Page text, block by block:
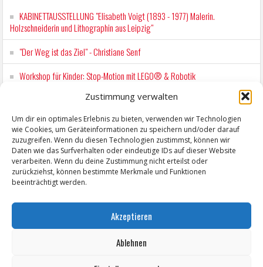
Zustimmung verwalten
Um dir ein optimales Erlebnis zu bieten, verwenden wir Technologien
wie Cookies, um Geräteinformationen zu speichern und/oder darauf
zuzugreifen. Wenn du diesen Technologien zustimmst, können wir
Daten wie das Surfverhalten oder eindeutige IDs auf dieser Website
verarbeiten. Wenn du deine Zustimmung nicht erteilst oder
zurückziehst, können bestimmte Merkmale und Funktionen
beeinträchtigt werden.
Akzeptieren
Ablehnen
KABINETTAUSSTELLUNG "Elisabeth Voigt (1893 - 1977) Malerin.
Holzschneiderin und Lithographin aus Leipzig"
"Der Weg ist das Ziel" - Christiane Senf
Workshop für Kinder: Stop-Motion mit LEGO® & Robotik
EINFACH LESEN im August 2026 H.P. Richter - DAMALS WAR ES FRIEDRICH
Lesung in Einfacher Sprache